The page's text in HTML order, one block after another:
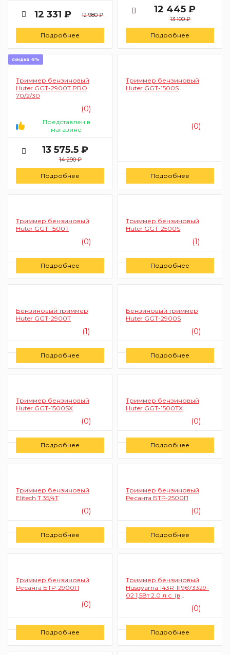
12 331 ₽ 12 980 ₽
Подробнее
12 445 ₽
13 100 ₽
Подробнее
скидка -5%
Триммер бензиновый
Huter GGT-2900T PRO
70/2/30
(0)
Представлен в
магазине
13 575.5 ₽
14 290 ₽
Подробнее
Триммер бензиновый
Huter GGT-1500S
(0)
Заказать
Подробнее
Триммер бензиновый
Huter GGT-1500T
(0)
Заказать
Подробнее
Триммер бензиновый
Huter GGT-2500S
(1)
Заказать
Подробнее
Бензиновый триммер
Huter GGT-2900T
(1)
Заказать
Подробнее
Бензиновый триммер
Huter GGT-2900S
(0)
Заказать
Подробнее
Триммер бензиновый
Huter GGT-1500SХ
(0)
Заказать
Подробнее
Триммер бензиновый
Huter GGT-1500TX
(0)
Заказать
Подробнее
Триммер бензиновый
Elitech Т 35/4Т
(0)
Заказать
Подробнее
Триммер бензиновый
Ресанта БТР-2500П
(0)
Заказать
Подробнее
Триммер бензиновый
Ресанта БТР-2900П
(0)
Заказать
Подробнее
Триммер бензиновый
Husqvarna 143R-II 9673329-
02 1,5Вт 2.0 л.с. (в
(0)
Заказать
Подробнее